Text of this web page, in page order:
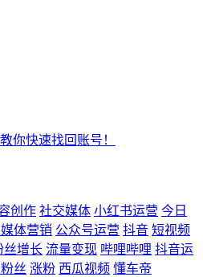
你快速找回账号！
创作 社交媒体 小红书运营 今日
体营销 公众号运营 抖音 短视频
丝增长 流量变现 哔哩哔哩 抖音运
丝 涨粉 西瓜视频 懂车帝